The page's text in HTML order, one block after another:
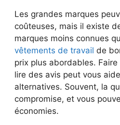
Les grandes marques
coûteuses, mais il existe
marques moins connues
vêtements de travail de
prix plus abordables.
lire des avis peut vous
alternatives. Souvent, la
compromise, et vous
économies.